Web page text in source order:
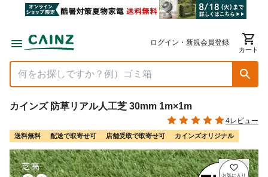
ログイン・新規会員登録
カート
カインズ 防草リアル人工芝 30mm 1m×1m
4レビュー
送料無料 配送で取寄せ可 店舗受取で取寄せ可 カインズオリジナル